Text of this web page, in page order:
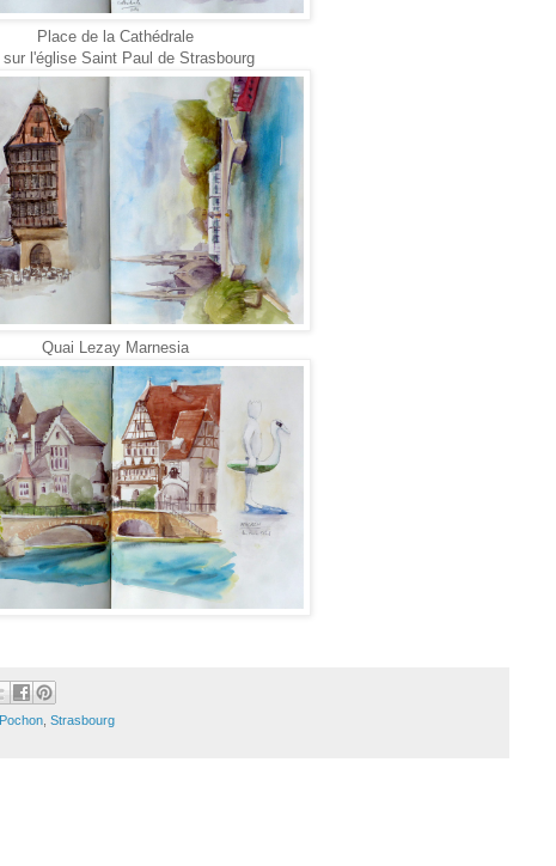
Place de la Cathédrale
l'église Saint Paul de Strasbourg
Quai Lezay Marnesia
Strasbourg